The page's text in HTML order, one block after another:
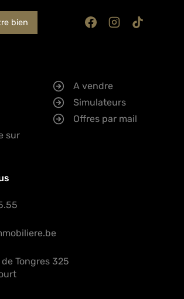
bien
A vendre
Simulateurs
Offres par mail
sur
Tongres 325